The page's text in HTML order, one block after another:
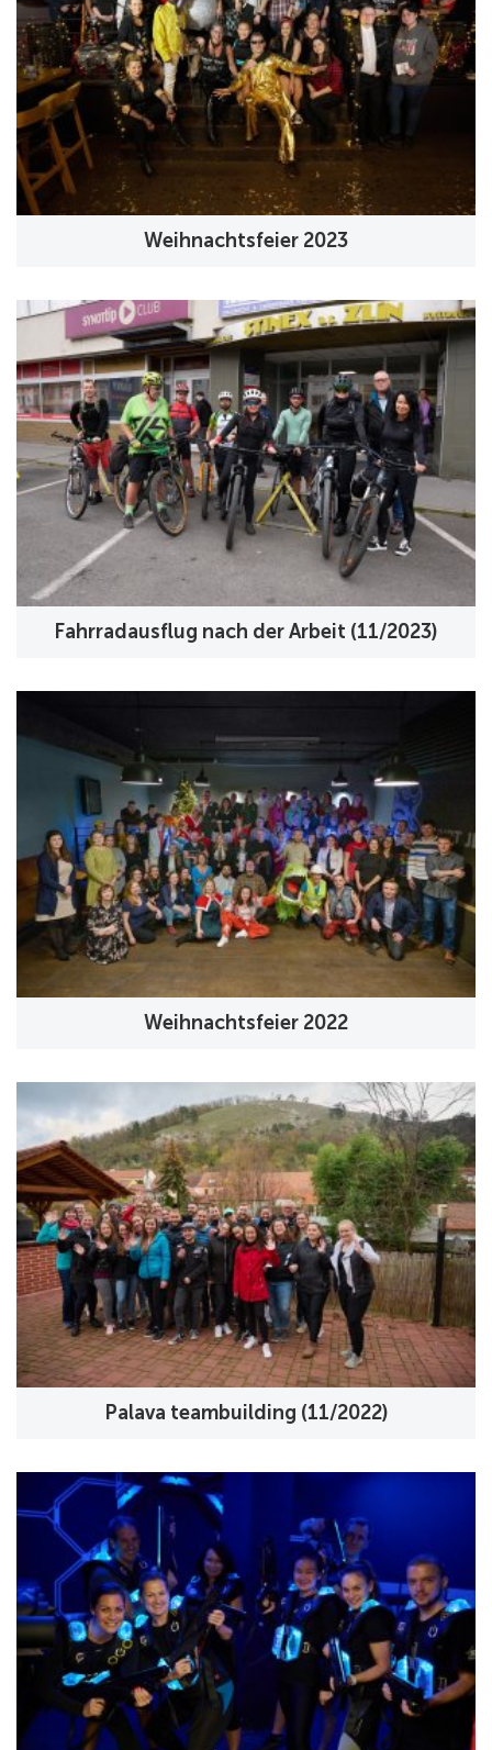
Weihnachtsfeier 2023
Fahrradausflug nach der Arbeit (11/2023)
Weihnachtsfeier 2022
Palava teambuilding (11/2022)